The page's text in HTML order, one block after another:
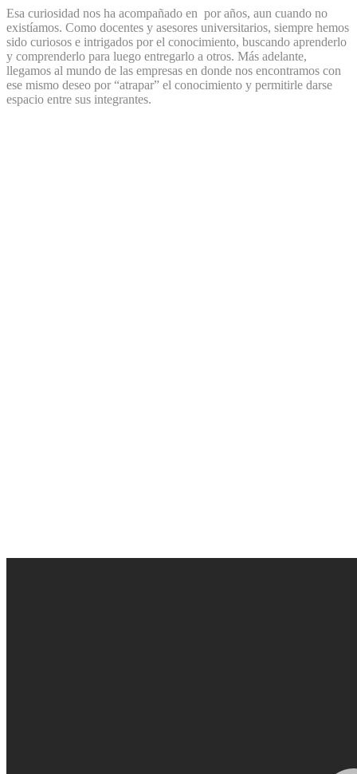
Esa curiosidad nos ha acompañado en por años, aun cuando no
existíamos. Como docentes y asesores universitarios, siempre hemos
sido curiosos e intrigados por el conocimiento, buscando aprenderlo
y comprenderlo para luego entregarlo a otros. Más adelante,
llegamos al mundo de las empresas en donde nos encontramos con
ese mismo deseo por “atrapar” el conocimiento y permitirle darse
espacio entre sus integrantes.